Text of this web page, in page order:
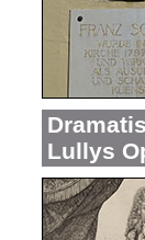
Lullys